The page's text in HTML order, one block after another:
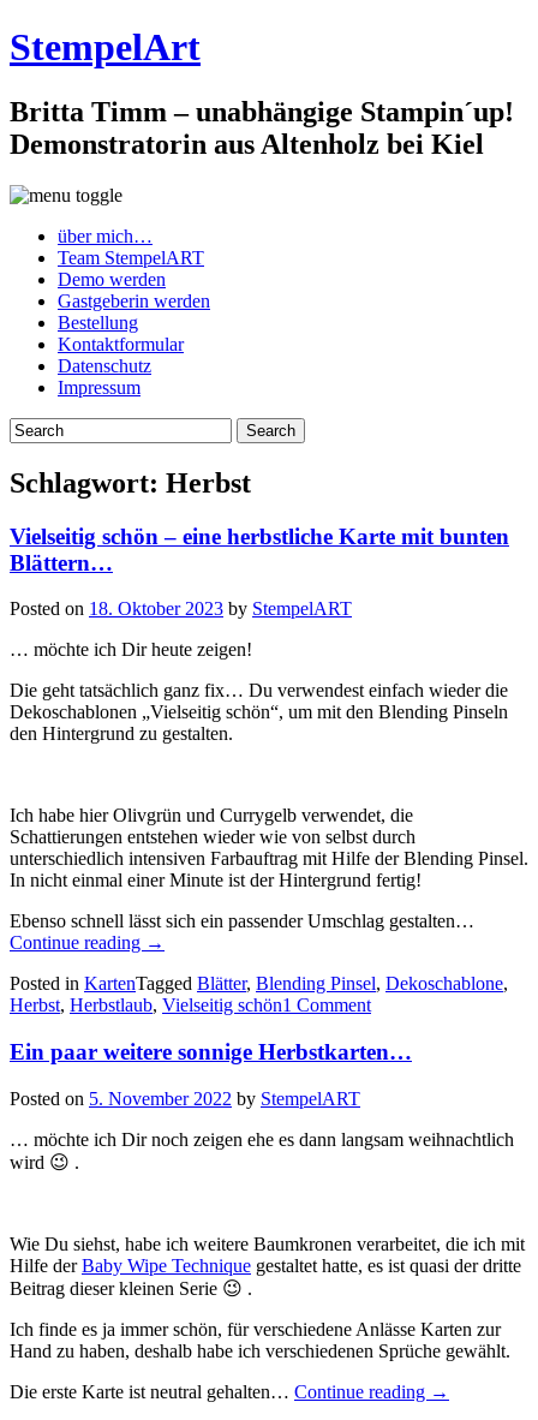
StempelArt
Britta Timm – unabhängige Stampin´up!
Demonstratorin aus Altenholz bei Kiel
über mich…
Team StempelART
Demo werden
Gastgeberin werden
Bestellung
Kontaktformular
Datenschutz
Impressum
Schlagwort: Herbst
Vielseitig schön – eine herbstliche Karte mit bunten
Blättern…
Posted on 18. Oktober 2023 by StempelART
… möchte ich Dir heute zeigen!
Die geht tatsächlich ganz fix… Du verwendest einfach wieder die
Dekoschablonen „Vielseitig schön“, um mit den Blending Pinseln
den Hintergrund zu gestalten.
Ich habe hier Olivgrün und Currygelb verwendet, die
Schattierungen entstehen wieder wie von selbst durch
unterschiedlich intensiven Farbauftrag mit Hilfe der Blending Pinsel.
In nicht einmal einer Minute ist der Hintergrund fertig!
Ebenso schnell lässt sich ein passender Umschlag gestalten…
Continue reading „Vielseitig
–
eine
Karte
bunten
Blättern…“
→
Posted in KartenTagged Blätter, Blending Pinsel, Dekoschablone,
Herbst, Herbstlaub, Vielseitig schön1 Comment
Ein paar weitere sonnige Herbstkarten…
Posted on 5. November 2022 by StempelART
… möchte ich Dir noch zeigen ehe es dann langsam weihnachtlich
wird 😉 .
Wie Du siehst, habe ich weitere Baumkronen verarbeitet, die ich mit
Hilfe derBaby Wipe Technique gestaltet hatte, es ist quasi der dritte
Beitrag dieser kleinen Serie 😉 .
Ich finde es ja immer schön, für verschiedene Anlässe Karten zur
Hand zu haben, deshalb habe ich verschiedenen Sprüche gewählt.
Die erste Karte ist neutral gehalten… Continue reading „Ein
→